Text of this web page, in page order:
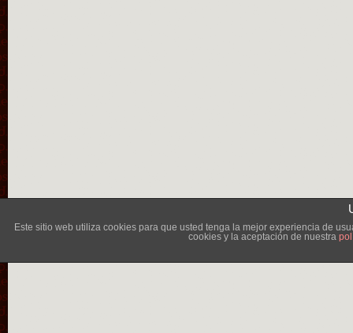
Este sitio web utiliza cookies para que usted tenga la mejor experiencia de
cookies y la aceptación de nuestra